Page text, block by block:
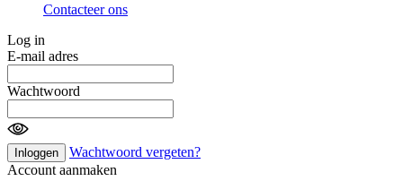
Contacteer ons
Log in
E-mail adres
Wachtwoord
Inloggen
Wachtwoord vergeten?
Account aanmaken